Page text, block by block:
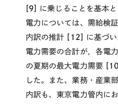
[9]
に乗じることを基本
電力については、需給検
内訳の推計 [12]
に基づ
電力需要の合計が，各電
の夏期の最大電力需要
した。また、業務・産業
内訳も、東京電力管内に